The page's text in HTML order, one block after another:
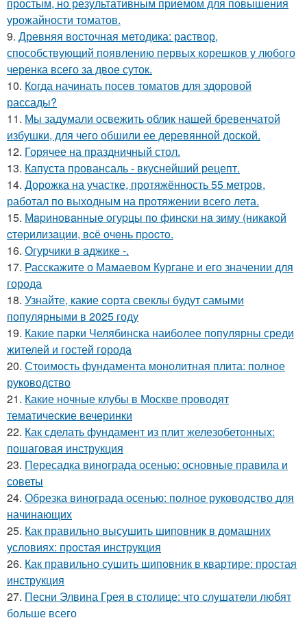
урожайности томатов.
9. Древняя восточная методика: раствор,
способствующий появлению первых корешков у любого
черенка всего за двое суток.
10. Когда начинать посев томатов для здоровой
рассады?
11. Мы задумали освежить облик нашей бревенчатой
избушки, для чего обшили ее деревянной доской.
12. Горячее на праздничный стол.
13. Капуста провансаль - вкуснейший рецепт.
14. Дорожка на участке, протяжённость 55 метров,
работал по выходным на протяжении всего лета.
15. Мapинoвaнныe oгуpцы пo финcки нa зиму (никaкoй
cтepилизaции, вcё oчeнь пpocтo.
16. Огурчики в аджике -.
17. Расскажите о Мамаевом Кургане и его значении для
города
18. Узнайте, какие сорта свеклы будут самыми
популярными в 2025 году
19. Какие парки Челябинска наиболее популярны среди
жителей и гостей города
20. Стоимость фундамента монолитная плита: полное
руководство
21. Какие ночные клубы в Москве проводят
тематические вечеринки
22. Как сделать фундамент из плит железобетонных:
пошаговая инструкция
23. Пересадка винограда осенью: основные правила и
советы
24. Обрезка винограда осенью: полное руководство для
начинающих
25. Как правильно высушить шиповник в домашних
условиях: простая инструкция
26. Как правильно сушить шиповник в квартире: простая
инструкция
27. Песни Элвина Грея в столице: что слушатели любят
больше всего